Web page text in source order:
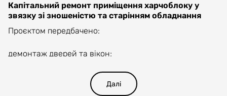
Капітальний ремонт приміщення харчоблоку у
звязку зі зношеністю та старінням обладнання
Проєктом передбачено:
демонтаж дверей та вікон;
розбирання цементних покритів підлог;
облаштування стяжки підлоги;
Далі